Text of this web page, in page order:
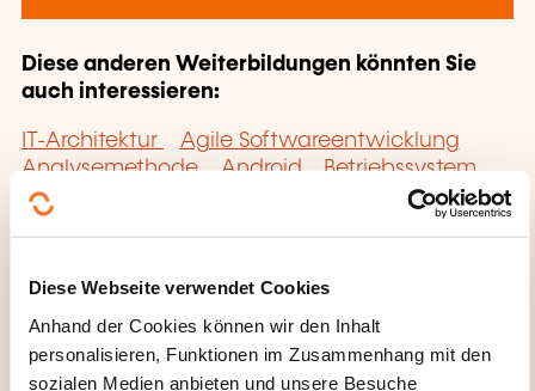
Diese Webseite verwendet Cookies
Anhand der Cookies können wir den Inhalt
personalisieren, Funktionen im Zusammenhang mit den
sozialen Medien anbieten und unsere Besuche
Diese anderen Weiterbildungen könnten Sie
auch interessieren:
IT-Architektur
Agile Softwareentwicklung
Analysemethode
Android
Betriebssystem
Big Data
Business
Intelligence
Cloud
Data Science
Data Visualization
Datenbankmanagementsystem
Datenbankverwaltung
Datenschutz
DBMS